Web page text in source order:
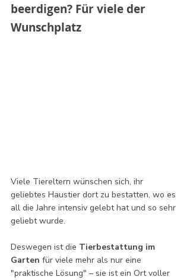
beerdigen? Für viele der
Wunschplatz
Viele Tiereltern wünschen sich, ihr
geliebtes Haustier dort zu bestatten, wo es
all die Jahre intensiv gelebt hat und so sehr
geliebt wurde.
Deswegen ist die Tierbestattung im
Garten für viele mehr als nur eine
"praktische Lösung" – sie ist ein Ort voller